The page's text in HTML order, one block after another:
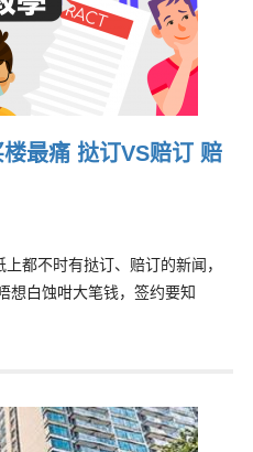
楼最痛 挞订VS赔订 赔
都不时有挞订、赔订的新闻，
想白蚀咁大笔钱，签约要知